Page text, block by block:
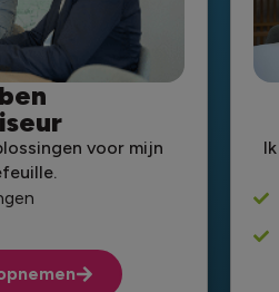
voor mijn